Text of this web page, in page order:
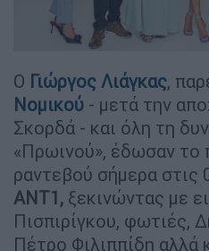
Ο Γιώργος Λιάγκας,
Νομικού - μετά την
Σκορδά - και όλη τη
«Πρωινού», έδωσαν το
ραντεβού σήμερα στις
ΑΝΤ1, ξεκινώντας με
Πισπιρίγκου, φωτιές,
Πέτρο Φιλιππίδη αλλά